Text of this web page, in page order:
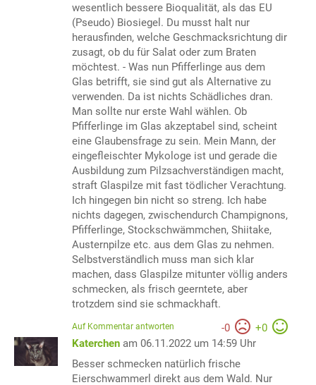
wesentlich bessere Bioqualität, als das EU
(Pseudo) Biosiegel. Du musst halt nur
herausfinden, welche Geschmacksrichtung dir
zusagt, ob du für Salat oder zum Braten
möchtest. - Was nun Pfifferlinge aus dem
Glas betrifft, sie sind gut als Alternative zu
verwenden. Da ist nichts Schädliches dran.
Man sollte nur erste Wahl wählen. Ob
Pfifferlinge im Glas akzeptabel sind, scheint
eine Glaubensfrage zu sein. Mein Mann, der
eingefleischter Mykologe ist und gerade die
Ausbildung zum Pilzsachverständigen macht,
straft Glaspilze mit fast tödlicher Verachtung.
Ich hingegen bin nicht so streng. Ich habe
nichts dagegen, zwischendurch Champignons,
Pfifferlinge, Stockschwämmchen, Shiitake,
Austernpilze etc. aus dem Glas zu nehmen.
Selbstverständlich muss man sich klar
machen, dass Glaspilze mitunter völlig anders
schmecken, als frisch geerntete, aber
trotzdem sind sie schmackhaft.
-0 +0
Auf Kommentar antworten
Katerchen am 06.11.2022 um 14:59 Uhr
Besser schmecken natürlich frische
Eierschwammerl direkt aus dem Wald. Nur